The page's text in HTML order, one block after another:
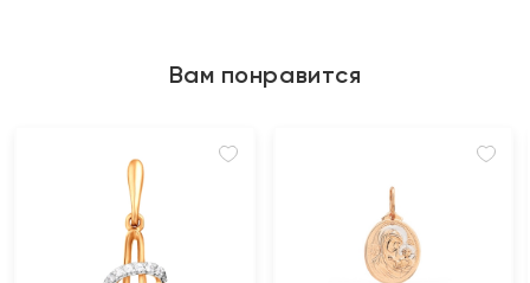
Вам понравится